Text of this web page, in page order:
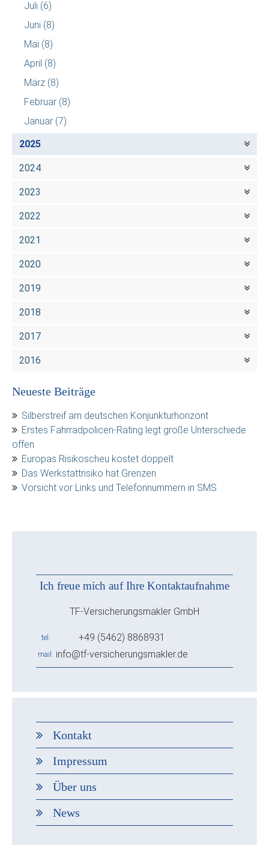
Juli (6)
Juni (8)
Mai (8)
April (8)
März (8)
Februar (8)
Januar (7)
2025
2024
2023
2022
2021
2020
2019
2018
2017
2016
Neueste Beiträge
Silberstreif am deutschen Konjunkturhorizont
Erstes Fahrradpolicen-Rating legt große Unterschiede
offen
Europas Risikoscheu kostet doppelt
Das Werkstattrisiko hat Grenzen
Vorsicht vor Links und Telefonnummern in SMS
Ich freue mich auf Ihre Kontaktaufnahme
TF-Versicherungsmakler GmbH
tel +49 (5462) 8868931
mail info@tf-versicherungsmakler.de
Kontakt
Impressum
Über uns
News